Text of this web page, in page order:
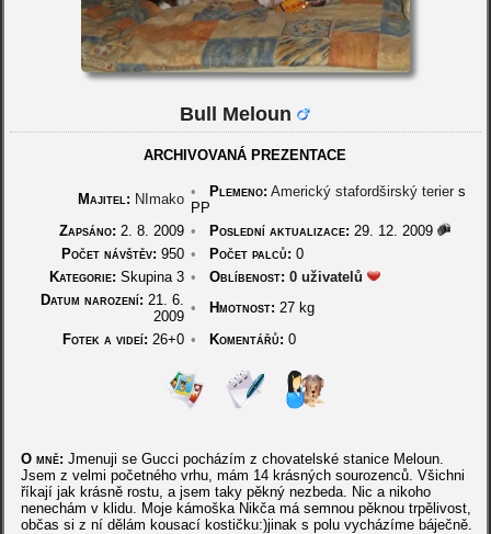
Bull Meloun
ARCHIVOVANÁ PREZENTACE
Majitel: NImako • Plemeno: Americký stafordširský teriers
PP
Zapsáno: 2. 8. 2009 • Poslední aktualizace: 29. 12. 2009
Počet návštěv: 950 • Počet palců: 0
Kategorie: Skupina 3 • Oblíbenost: 0 uživatelů
Datum narození: 21. 6.
2009
• Hmotnost: 27 kg
Fotek a videí: 26+0 • Komentářů: 0
O mně: Jmenuji se Gucci pocházím z chovatelské stanice Meloun.
Jsem z velmi početného vrhu, mám 14 krásných sourozenců. Všichni
říkají jak krásně rostu, a jsem taky pěkný nezbeda. Nic a nikoho
nenechám v klidu. Moje kámoška Nikča má semnou pěknou trpělivost,
občas si z ní dělám kousací kostičku:)jinak s polu vycházíme báječně.